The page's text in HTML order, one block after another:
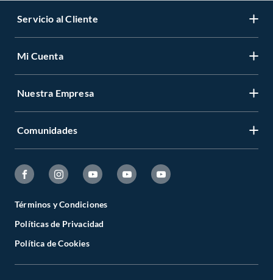
Servicio al Cliente
Mi Cuenta
Nuestra Empresa
Comunidades
Términos y Condiciones
Políticas de Privacidad
Política de Cookies